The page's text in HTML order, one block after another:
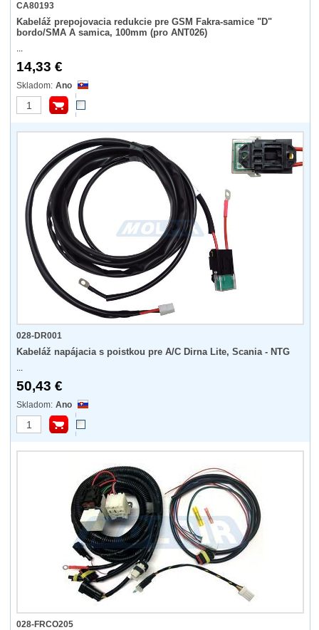
CA80193
Kabeláž prepojovacia redukcie pre GSM Fakra-samice "D"
bordo/SMA A samica, 100mm (pro ANT026)
...
14,33 €
Ano
028-DR001
Kabeláž napájacia s poistkou pre A/C Dirna Lite, Scania - NTG
...
50,43 €
Ano
028-FRCO205